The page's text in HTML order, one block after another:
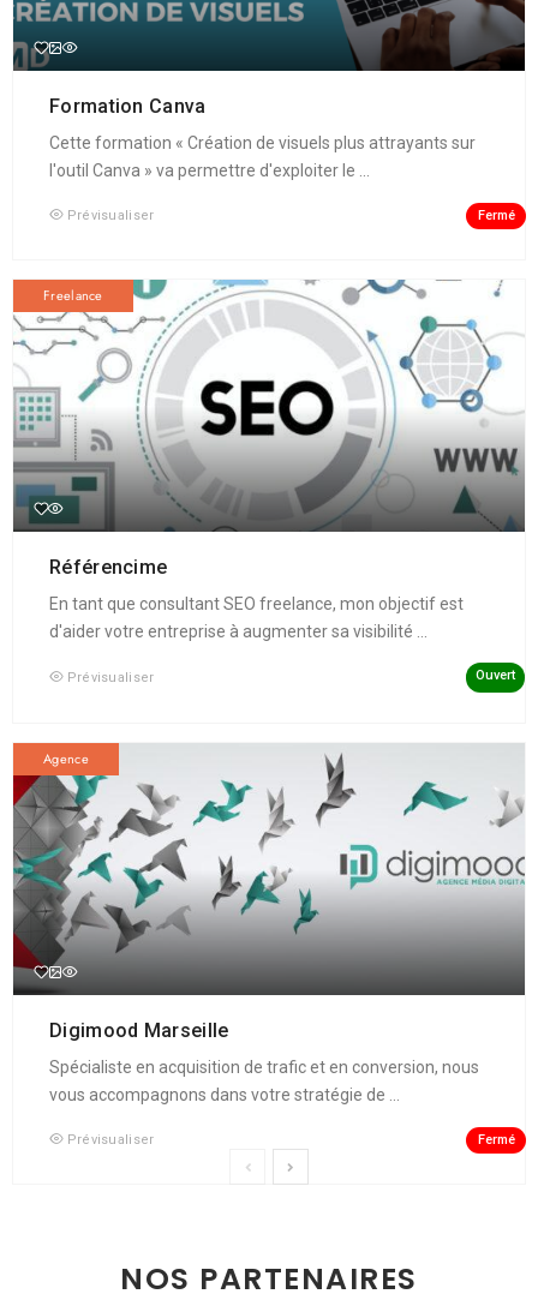
Formation Canva
Cette formation « Création de visuels plus attrayants sur
l'outil Canva » va permettre d'exploiter le ...
Prévisualiser Fermé
Freelance
Référencime
En tant que consultant SEO freelance, mon objectif est
d'aider votre entreprise à augmenter sa visibilité ...
Prévisualiser Ouvert
Agence
Digimood Marseille
Spécialiste en acquisition de trafic et en conversion, nous
vous accompagnons dans votre stratégie de ...
Prévisualiser Fermé
NOS PARTENAIRES